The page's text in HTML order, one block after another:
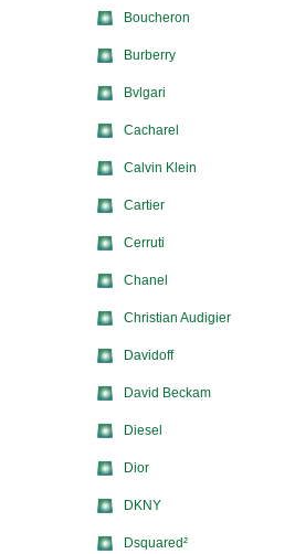
Boucheron
Burberry
Bvlgari
Cacharel
Calvin Klein
Cartier
Cerruti
Chanel
Christian Audigier
Davidoff
David Beckam
Diesel
Dior
DKNY
Dsquared²